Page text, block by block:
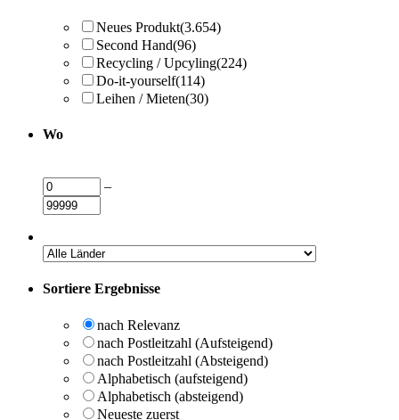
Neues Produkt(3.654)
Second Hand(96)
Recycling / Upcyling(224)
Do-it-yourself(114)
Leihen / Mieten(30)
Wo
–
Sortiere Ergebnisse
nach Relevanz
nach Postleitzahl (Aufsteigend)
nach Postleitzahl (Absteigend)
Alphabetisch (aufsteigend)
Alphabetisch (absteigend)
Neueste zuerst